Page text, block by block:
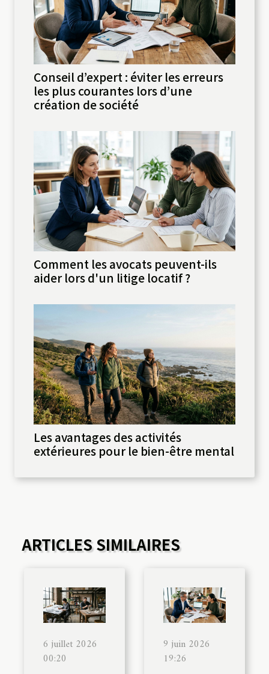
Conseil d’expert : éviter les erreurs
les plus courantes lors d’une
création de société
Comment les avocats peuvent-ils
aider lors d'un litige locatif ?
Les avantages des activités
extérieures pour le bien-être mental
ARTICLES SIMILAIRES
6 juillet 2026
00:20
9 juin 2026
19:26